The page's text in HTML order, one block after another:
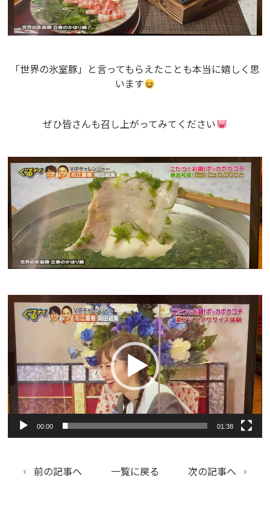
「世界の氷室豚」と言ってもらえたことも本当に嬉しく思
います
ぜひ皆さんも召し上がってみてください
動
画
プ
レ
ー
ヤ
ー
00:00 01:38
前の記事へ 一覧に戻る 次の記事へ